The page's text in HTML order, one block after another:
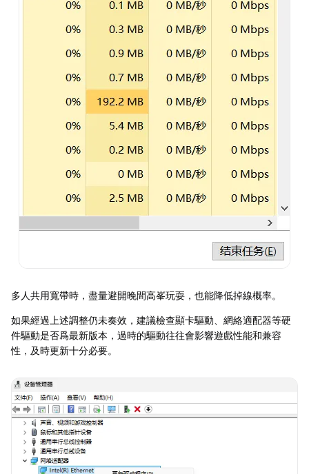
多人共用寬帶時，盡量避開晚間高峯玩耍，也能降低掉線概率。
如果經過上述調整仍未奏效，建議檢查顯卡驅動、網絡適配器等硬
件驅動是否爲最新版本，過時的驅動往往會影響遊戲性能和兼容
性，及時更新十分必要。